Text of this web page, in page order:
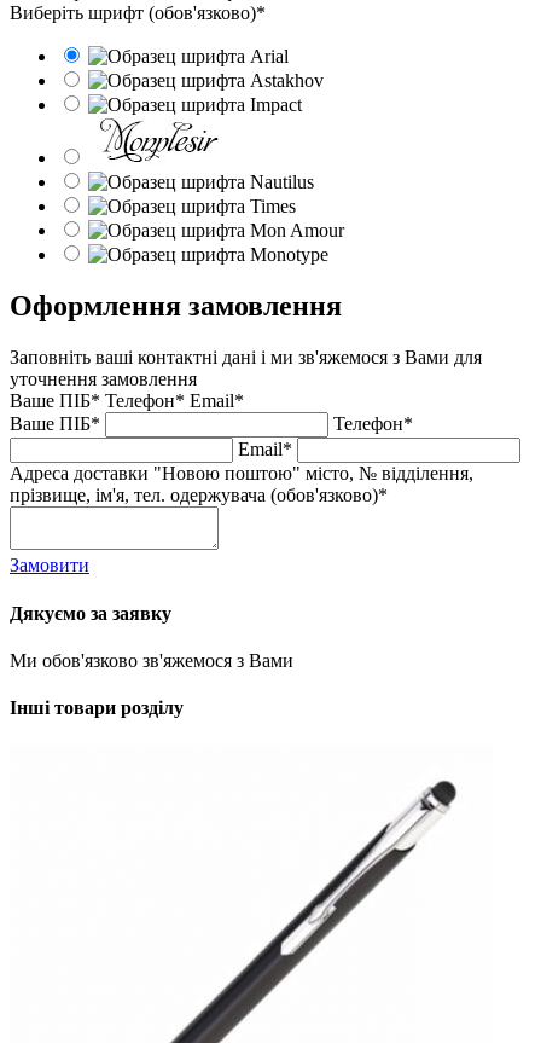
Виберіть шрифт (обов'язково)*
Оформлення замовлення
Заповніть ваші контактні дані і ми зв'яжемося з Вами для
уточнення замовлення
Ваше ПІБ* Телефон* Email*
Ваше ПІБ*
Телефон*
Email*
Адреса доставки "Новою поштою" місто, № відділення,
прізвище, ім'я, тел. одержувача (обов'язково)*
Замовити
Дякуємо за заявку
Ми обов'язково зв'яжемося з Вами
Інші товари розділу